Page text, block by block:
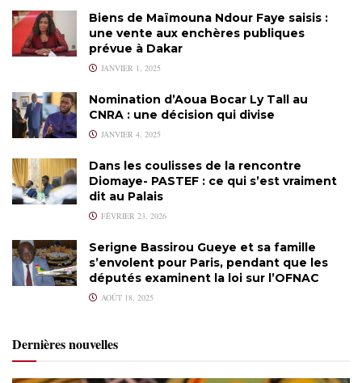
Biens de Maïmouna Ndour Faye saisis :
une vente aux enchères publiques
prévue à Dakar
JANVIER 1, 2025
Nomination d’Aoua Bocar Ly Tall au
CNRA : une décision qui divise
JANVIER 4, 2025
Dans les coulisses de la rencontre
Diomaye- PASTEF : ce qui s’est vraiment
dit au Palais
FÉVRIER 23, 2026
Serigne Bassirou Gueye et sa famille
s’envolent pour Paris, pendant que les
députés examinent la loi sur l’OFNAC
AOÛT 18, 2025
Dernières nouvelles